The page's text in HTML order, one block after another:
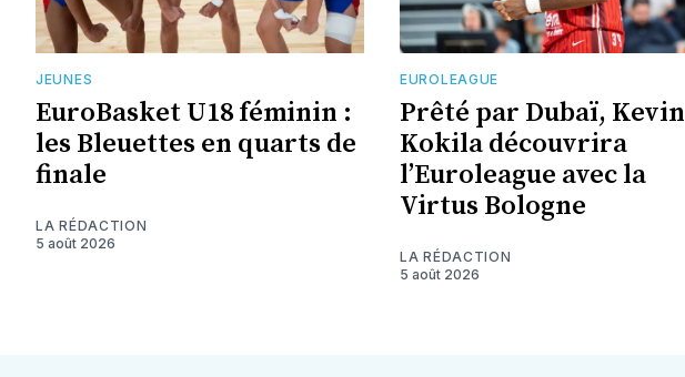
JEUNES
EuroBasket U18 féminin :
les Bleuettes en quarts de
finale
LA RÉDACTION
5 août 2026
EUROLEAGUE
Prêté par Dubaï, Kevin
Kokila découvrira
l’Euroleague avec la
Virtus Bologne
LA RÉDACTION
5 août 2026